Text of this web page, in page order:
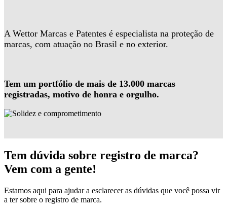
A Wettor Marcas e Patentes é especialista na proteção de
marcas, com atuação no Brasil e no exterior.
Tem um portfólio de mais de 13.000 marcas
registradas, motivo de honra e orgulho.
Tem dúvida sobre registro de marca?
Vem com a gente!
Estamos aqui para ajudar a esclarecer as dúvidas que você possa vir
a ter sobre o registro de marca.